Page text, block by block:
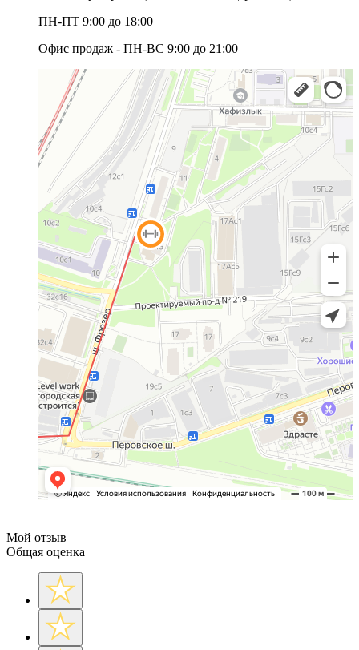
ПН-ПТ 9:00 до 18:00
Офис продаж - ПН-ВС 9:00 до 21:00
Мой отзыв
Общая оценка